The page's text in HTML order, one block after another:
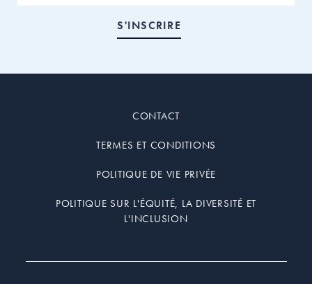
CONTACT
TERMES ET CONDITIONS
POLITIQUE DE VIE PRIVÉE
POLITIQUE SUR L'ÉQUITÉ, LA DIVERSITÉ ET
L'INCLUSION